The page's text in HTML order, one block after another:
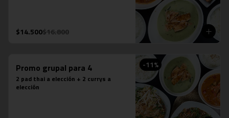
$14.500$16.800
-11%
Promo grupal para 4
2 pad thai a elección + 2 currys a
elección